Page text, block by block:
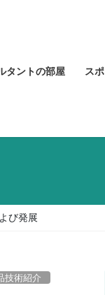
タントの部屋 ス
び発展
技術紹介